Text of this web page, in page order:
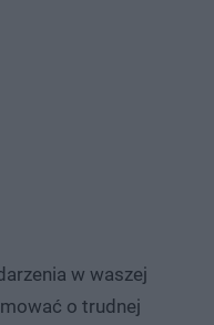
w waszej
o trudnej